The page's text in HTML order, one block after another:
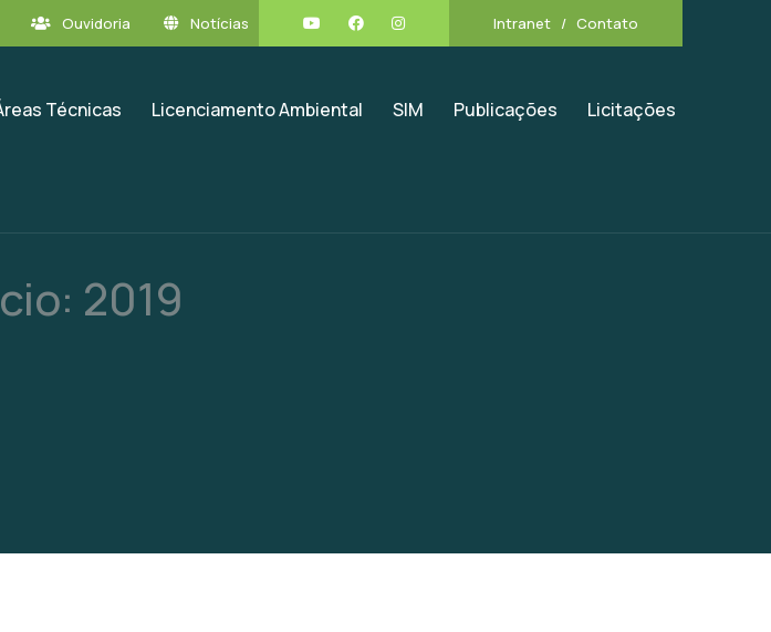
Ouvidoria Notícias Intranet Contato
Técnicas Licenciamento Ambiental SIM Publicações Licitações
2019